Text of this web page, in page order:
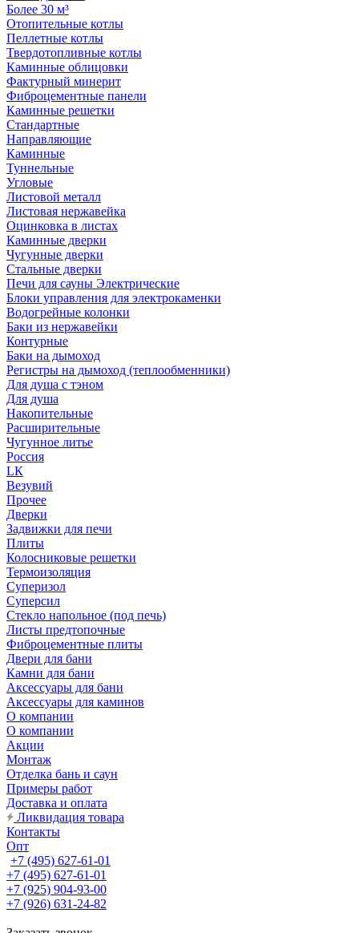
Более 30 м³
Отопительные котлы
Пеллетные котлы
Твердотопливные котлы
Каминные облицовки
Фактурный минерит
Фиброцементные панели
Каминные решетки
Стандартные
Направляющие
Каминные
Туннельные
Угловые
Листовой металл
Листовая нержавейка
Оцинковка в листах
Каминные дверки
Чугунные дверки
Стальные дверки
Печи для сауны Электрические
Блоки управления для электрокаменки
Водогрейные колонки
Баки из нержавейки
Контурные
Баки на дымоход
Регистры на дымоход (теплообменники)
Для душа с тэном
Для душа
Накопительные
Расширительные
Чугунное литье
Россия
LК
Везувий
Прочее
Дверки
Задвижки для печи
Плиты
Колосниковые решетки
Термоизоляция
Суперизол
Суперсил
Стекло напольное (под печь)
Листы предтопочные
Фиброцементные плиты
Двери для бани
Камни для бани
Аксессуары для бани
Аксессуары для каминов
О компании
О компании
Акции
Монтаж
Отделка бань и саун
Примеры работ
Доставка и оплата
Ликвидация товара
Контакты
Опт
+7 (495) 627-61-01
+7 (495) 627-61-01
+7 (925) 904-93-00
+7 (926) 631-24-82